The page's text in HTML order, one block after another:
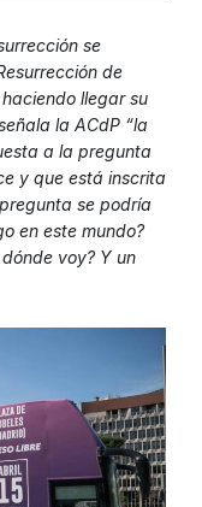
se
de
llegar su
la ACdP “la
a la pregunta
y que está inscrita
se podría
en este mundo?
voy? Y un